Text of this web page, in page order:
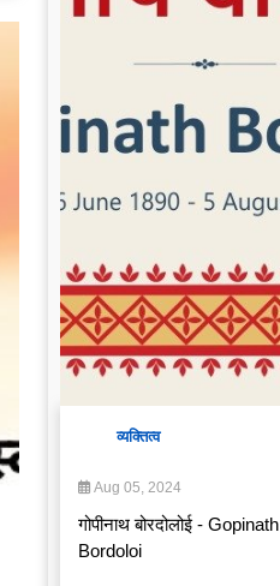
व्यक्तित्व
Aug 05, 2024
गोपीनाथ बोरदोलोई - Gopinath
Bordoloi